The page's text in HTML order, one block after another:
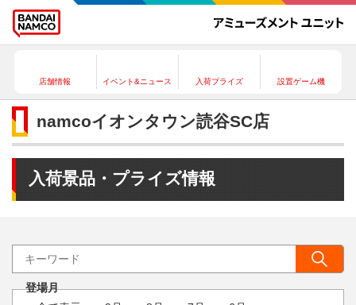
店舗情報 イベント&ニュース 入荷プライズ 設置ゲーム機
namcoイオンタウン読谷SC店
入荷景品・プライズ情報
登場月